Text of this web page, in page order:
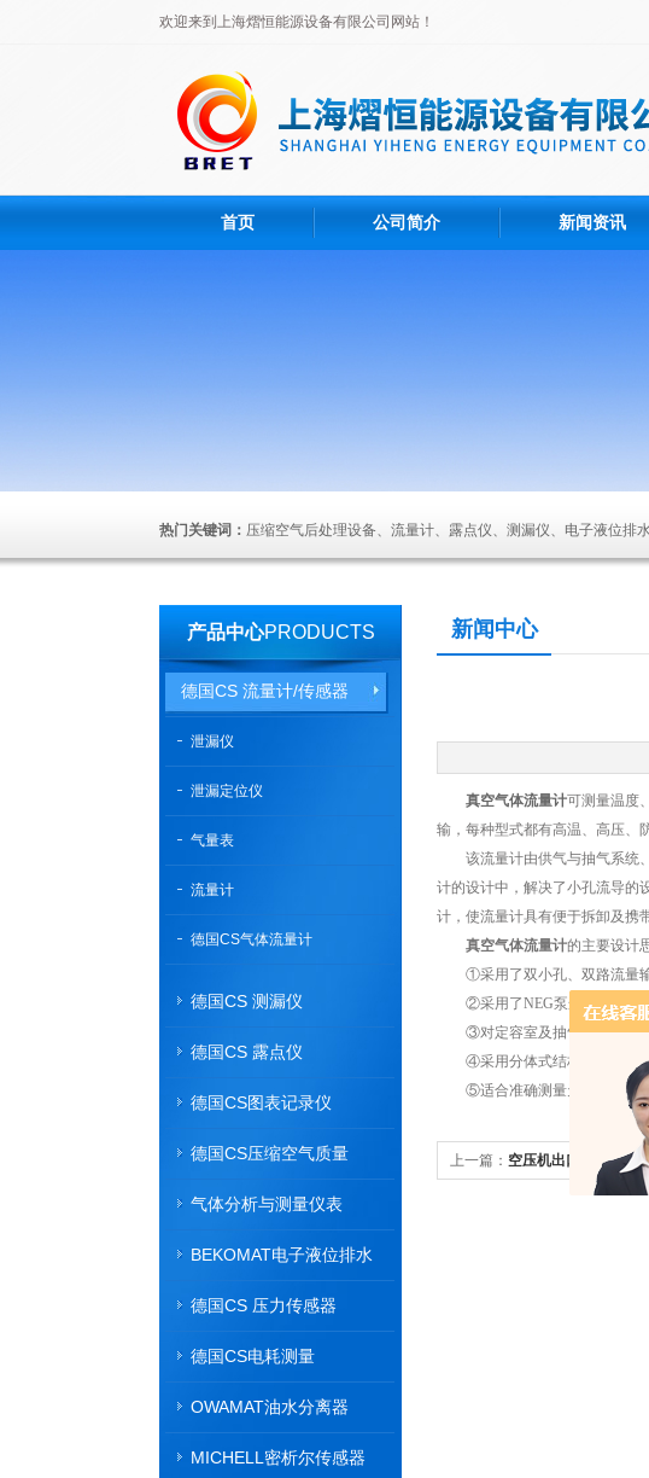
欢迎来到上海熠恒能源设备有限公司网站！
首页 公司简介 新闻资讯
热门关键词： 压缩空气后处理设备、流量计、露点仪、测漏仪、电子液位排
产品中心PRODUCTS
德国CS 流量计/传感器
泄漏仪
泄漏定位仪
气量表
流量计
德国CS气体流量计
德国CS 测漏仪
德国CS 露点仪
德国CS图表记录仪
德国CS压缩空气质量
气体分析与测量仪表
BEKOMAT电子液位排水
德国CS 压力传感器
德国CS电耗测量
OWAMAT油水分离器
MICHELL密析尔传感器
新闻中心
真空气体流量计可测量温度
输，每种型式都有高温、高压、
该流量计由供气与抽气系统、
计的设计中，解决了小孔流导的
计，使流量计具有便于拆卸及携
真空气体流量计的主要设计
①采用了双小孔、双路流量输
②采用了NEG泵选择性抽气技
③对定容室及抽气系统进行了
④采用分体式结构，流量计可
⑤适合准确测量天然气、压缩
上一篇： 空压机出口潮湿气体